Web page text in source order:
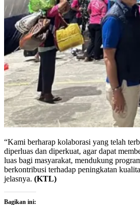
“Kami berharap kolaborasi yang telah
diperluas dan diperkuat, agar dapat
luas bagi masyarakat, mendukung
berkontribusi terhadap peningkatan
jelasnya. (KTL)
Bagikan ini: